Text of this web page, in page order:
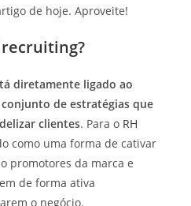
de hoje. Aproveite!
diretamente ligado ao
de estratégias que
clientes. Para o RH
como uma forma de cativar
promotores da marca e
de forma ativa
o negócio.